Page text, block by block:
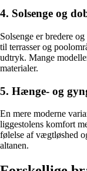
4. Solsenge og
Solsenge er bredere
til terrasser og
udtryk. Mange
materialer.
5. Hænge- og
En mere moderne
liggestolens komfort
følelse af vægtløshed
altanen.